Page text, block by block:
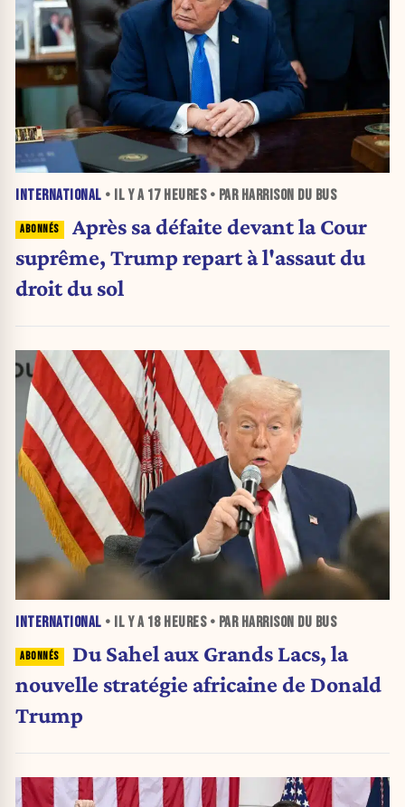
INTERNATIONAL • IL Y A 17 HEURES• PAR HARRISON DU BUS
Après sa défaite devant la Cour
suprême, Trump repart à l'assaut du
droit du sol
INTERNATIONAL • IL Y A 18 HEURES• PAR HARRISON DU BUS
Du Sahel aux Grands Lacs, la
nouvelle stratégie africaine de Donald
Trump